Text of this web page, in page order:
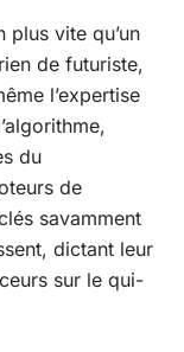
vite qu’un
de futuriste,
l’expertise
du
de
savamment
dictant leur
sur le qui-